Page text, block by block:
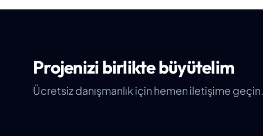
Projenizi birlikte büyütelim
Ücretsiz danışmanlık için hemen iletişime geçin.